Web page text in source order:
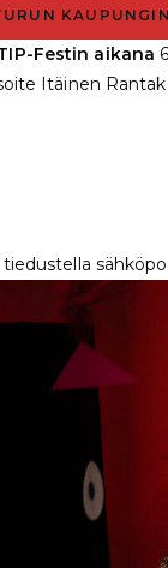
Festin aikana
Itäinen